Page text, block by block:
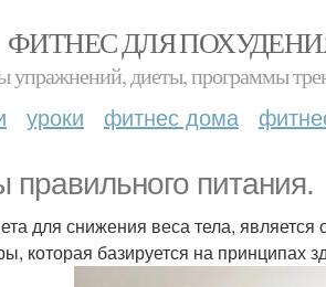
ФИТНЕС ДЛЯ
упражнений, диеты, программы
уроки фитнес дома
правильного питания.
для снижения веса тела,
которая базируется на принципах